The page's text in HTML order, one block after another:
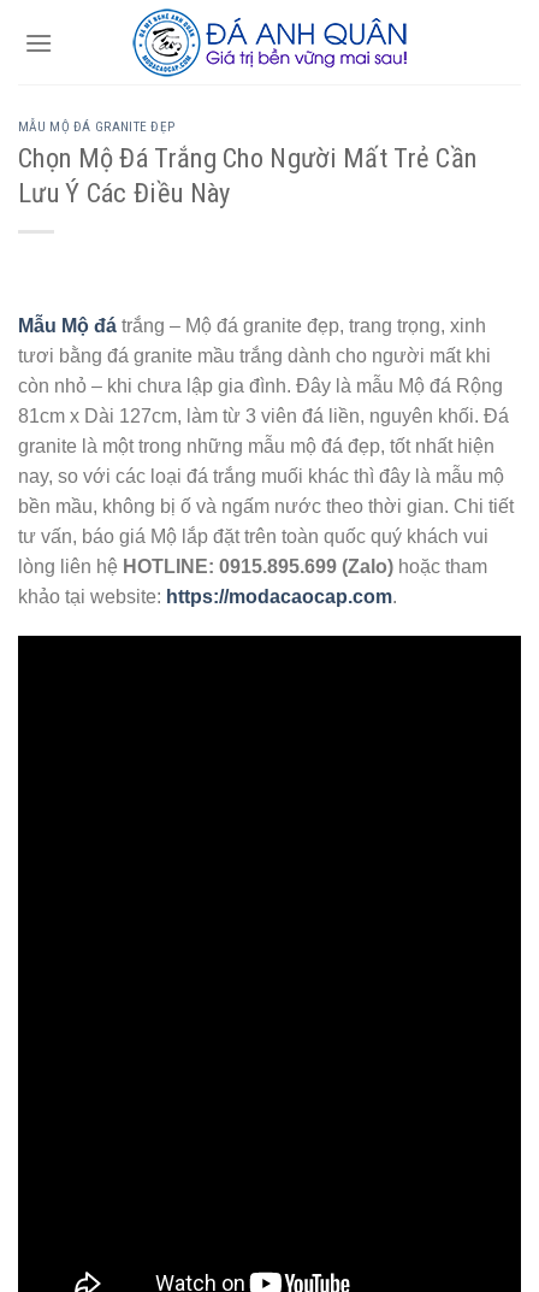
MẪU MỘ ĐÁ GRANITE ĐẸP
Chọn Mộ Đá Trắng Cho Người Mất Trẻ Cần
Lưu Ý Các Điều Này
Mẫu Mộ đá trắng – Mộ đá granite đẹp, trang trọng, xinh
tươi bằng đá granite mầu trắng dành cho người mất khi
còn nhỏ – khi chưa lập gia đình. Đây là mẫu Mộ đá Rộng
81cm x Dài 127cm, làm từ 3 viên đá liền, nguyên khối. Đá
granite là một trong những mẫu mộ đá đẹp, tốt nhất hiện
nay, so với các loại đá trắng muối khác thì đây là mẫu mộ
bền mầu, không bị ố và ngấm nước theo thời gian. Chi tiết
tư vấn, báo giá Mộ lắp đặt trên toàn quốc quý khách vui
lòng liên hệ HOTLINE: 0915.895.699 (Zalo) hoặc tham
khảo tại website: https://modacaocap.com.